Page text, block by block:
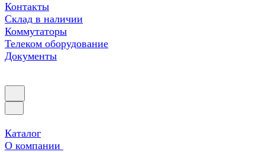
Контакты
Склад в наличии
Коммутаторы
Телеком оборудование
Документы
Каталог
О компании